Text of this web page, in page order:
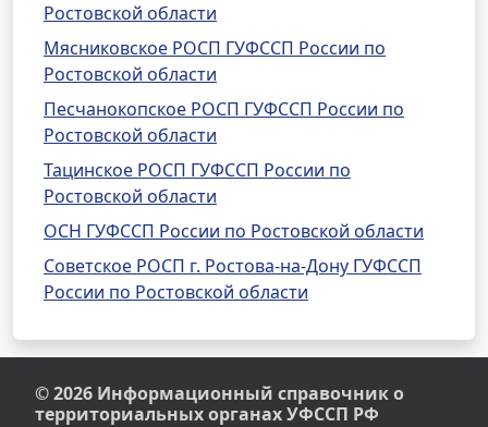
Ростовской области
Мясниковское РОСП ГУФССП России по
Ростовской области
Песчанокопское РОСП ГУФССП России по
Ростовской области
Тацинское РОСП ГУФССП России по
Ростовской области
ОСН ГУФССП России по Ростовской области
Советское РОСП г. Ростова-на-Дону ГУФССП
России по Ростовской области
© 2026 Информационный справочник о
территориальных органах УФССП РФ